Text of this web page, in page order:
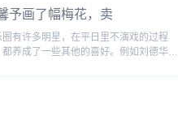
予画了幅梅花，卖
圈有许多明星，在平日里不演戏的过程
都养成了一些其他的喜好。例如刘德华我